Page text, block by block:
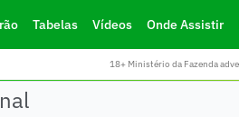
Tabelas Vídeos Onde Assistir
18+ Ministério da Fazenda